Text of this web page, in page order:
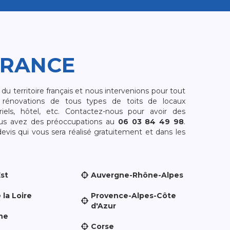
territoire français et nous intervenions pour tout
de tous types de toits de locaux
hôtel, etc. Contactez-nous pour avoir des
avez des préoccupations au 06 03 84 49 98.
qui vous sera réalisé gratuitement et dans les
la Loire
Auvergne-Rhône-Alpes
Provence-Alpes-Côte
d'Azur
Corse